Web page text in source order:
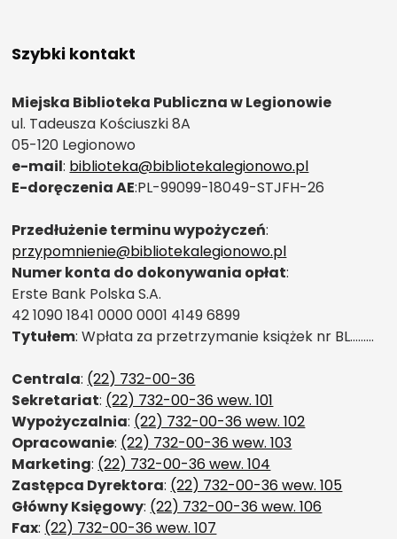
Szybki kontakt
Miejska Biblioteka Publiczna w Legionowie
ul. Tadeusza Kościuszki 8A
05-120 Legionowo
e-mail: biblioteka@bibliotekalegionowo.pl
E-doręczenia AE:PL-99099-18049-STJFH-26
Przedłużenie terminu wypożyczeń:
przypomnienie@bibliotekalegionowo.pl
Numer konta do dokonywania opłat:
Erste Bank Polska S.A.
42 1090 1841 0000 0001 4149 6899
Tytułem: Wpłata za przetrzymanie książek nr BL………
Centrala: (22) 732-00-36
Sekretariat: (22) 732-00-36 wew. 101
Wypożyczalnia: (22) 732-00-36 wew. 102
Opracowanie: (22) 732-00-36 wew. 103
Marketing: (22) 732-00-36 wew. 104
Zastępca Dyrektora: (22) 732-00-36 wew. 105
Główny Księgowy: (22) 732-00-36 wew. 106
Fax: (22) 732-00-36 wew. 107